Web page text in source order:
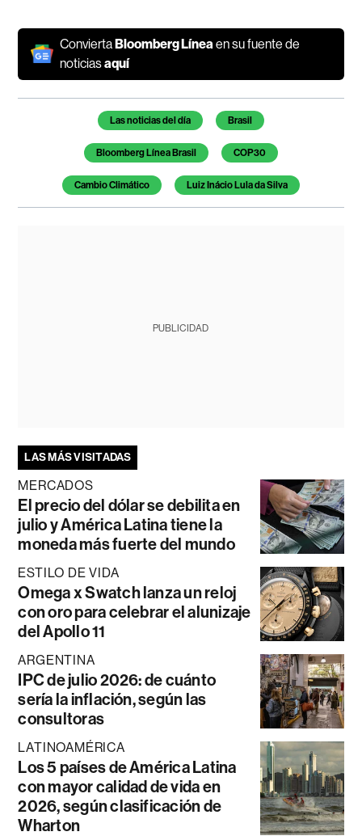
ConviertaBloomberg Línea en su fuente de
noticiasaquí
Temas de este artículo
Las noticias del día Brasil
Bloomberg Línea Brasil COP30
Cambio Climático Luiz Inácio Lula da Silva
PUBLICIDAD
LAS MÁS VISITADAS
MERCADOS
El precio del dólar se debilita en
julio y América Latina tiene la
moneda más fuerte del mundo
ESTILO DE VIDA
Omega x Swatch lanza un reloj
con oro para celebrar el alunizaje
del Apollo 11
ARGENTINA
IPC de julio 2026: de cuánto
sería la inflación, según las
consultoras
LATINOAMÉRICA
Los 5 países de América Latina
con mayor calidad de vida en
2026, según clasificación de
Wharton